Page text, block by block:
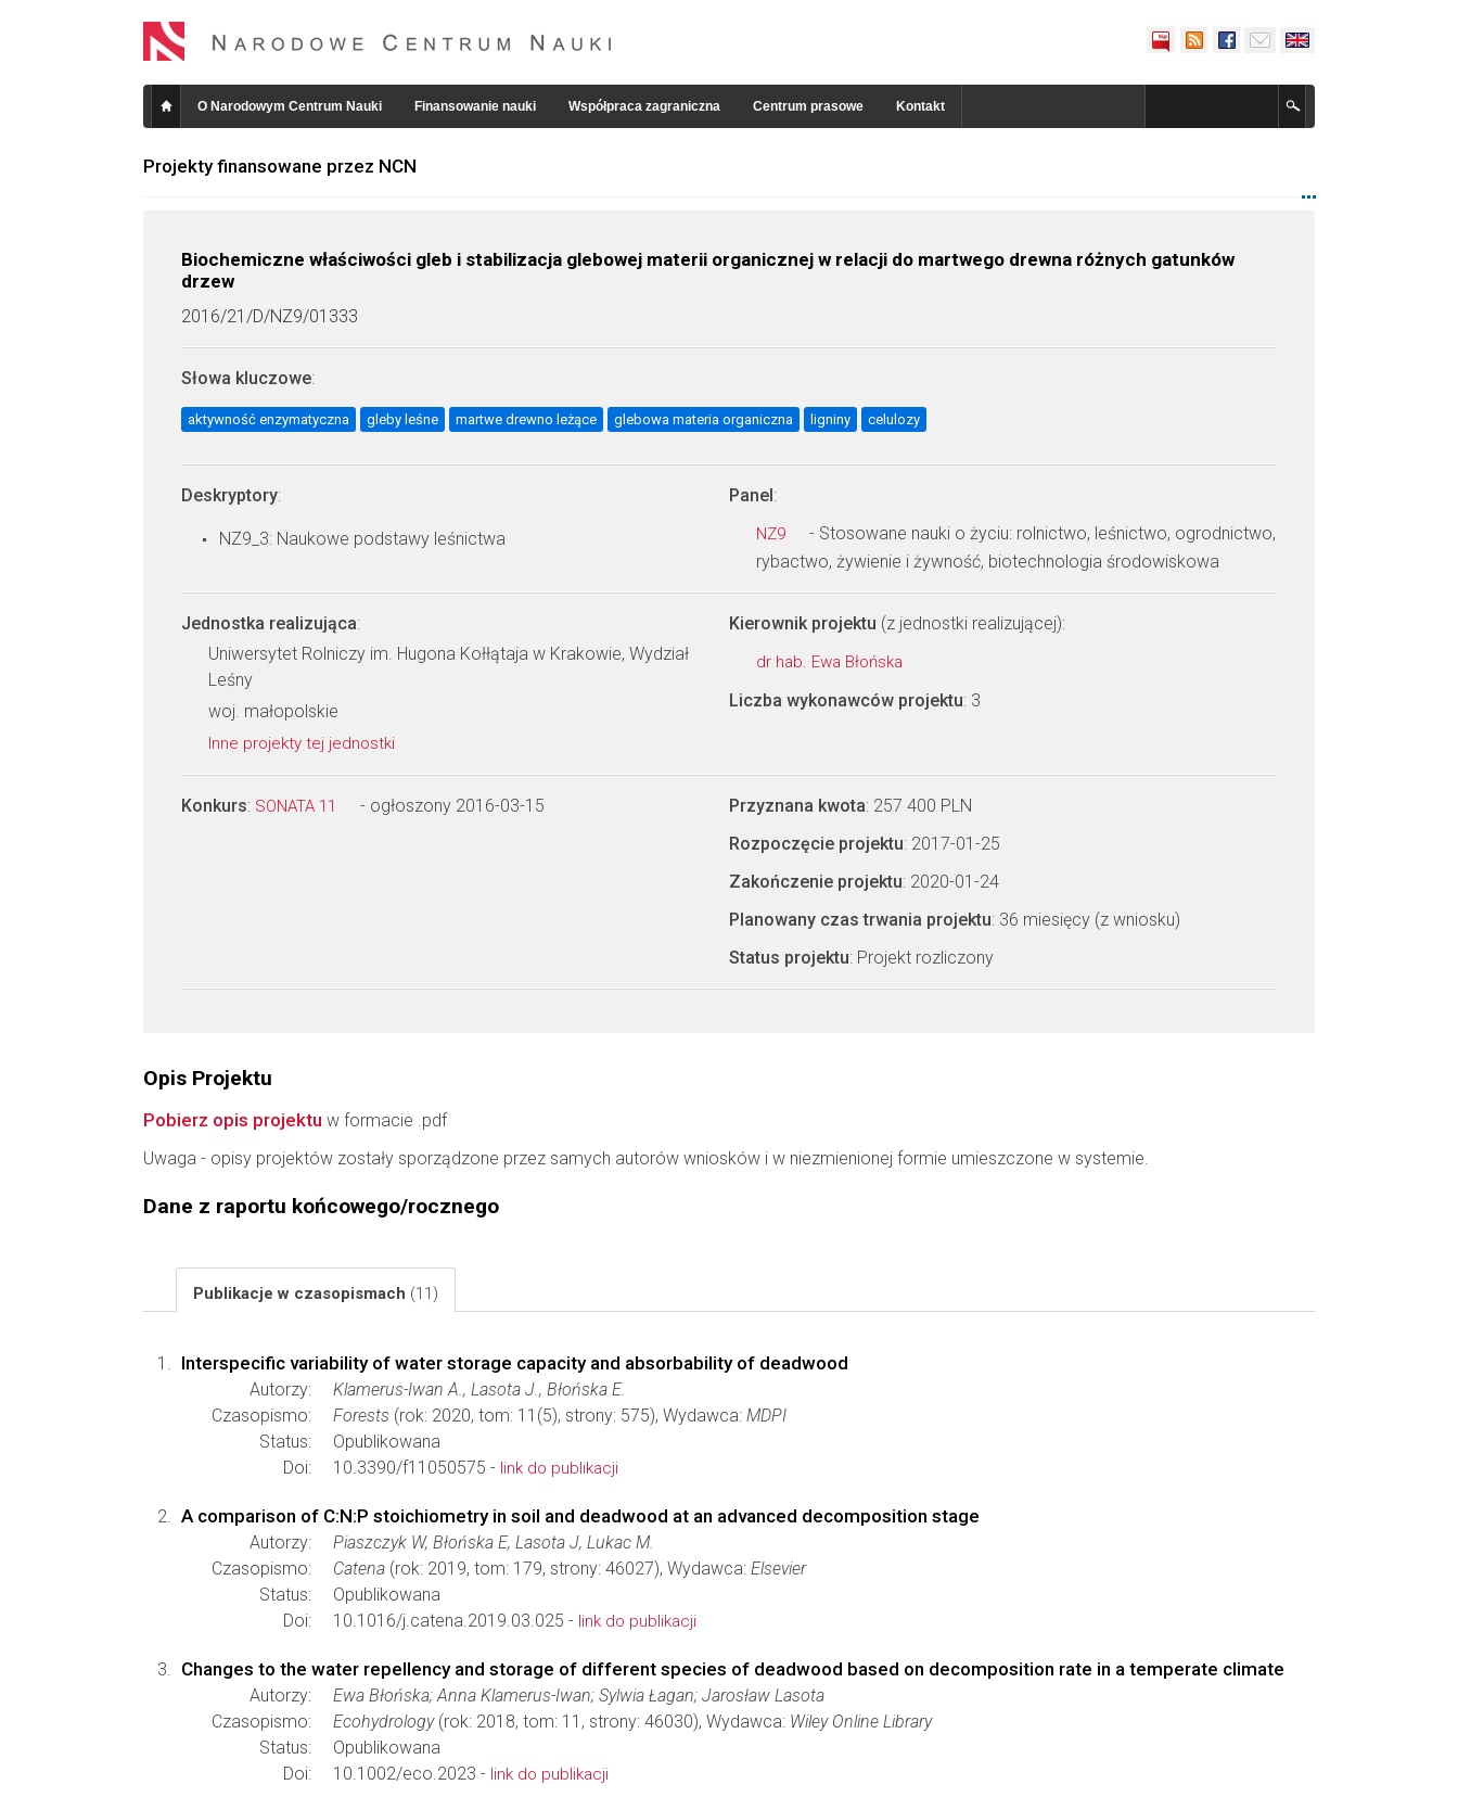
O Narodowym Centrum Nauki Finansowanie nauki Współpraca zagraniczna Centrum prasowe Kontakt
Projekty finansowane przez NCN
Biochemiczne właściwości gleb i stabilizacja glebowej materii organicznej w relacji do martwego drewna różnych gatunków
drzew
2016/21/D/NZ9/01333
Słowa kluczowe:
aktywność enzymatyczna gleby leśne martwe drewno leżące glebowa materia organiczna ligniny celulozy
Deskryptory:
NZ9_3: Naukowe podstawy leśnictwa
Panel:
NZ9
- Stosowane nauki o życiu: rolnictwo, leśnictwo, ogrodnictwo,
rybactwo, żywienie i żywność, biotechnologia środowiskowa
Jednostka realizująca:
Uniwersytet Rolniczy im. Hugona Kołłątaja w Krakowie, Wydział
Leśny
woj. małopolskie
Inne projekty tej jednostki
Kierownik projektu (z jednostki realizującej):
dr hab. Ewa Błońska
Liczba wykonawców projektu: 3
Konkurs: SONATA 11 - ogłoszony 2016-03-15 Przyznana kwota: 257 400 PLN
Rozpoczęcie projektu: 2017-01-25
Zakończenie projektu: 2020-01-24
Planowany czas trwania projektu: 36 miesięcy (z wniosku)
Status projektu: Projekt rozliczony
Opis Projektu
Pobierz opis projektu w formacie .pdf
Uwaga - opisy projektów zostały sporządzone przez samych autorów wniosków i w niezmienionej formie umieszczone w systemie.
Dane z raportu końcowego/rocznego
Publikacje w czasopismach (11)
Interspecific variability of water storage capacity and absorbability of deadwood
Autorzy:
Klamerus-Iwan A., Lasota J., Błońska E.
Czasopismo:
Forests (rok: 2020, tom: 11(5), strony: 575), Wydawca: MDPI
Status:
Opublikowana
Doi:
10.3390/f11050575 - link do publikacji
A comparison of C:N:P stoichiometry in soil and deadwood at an advanced decomposition stage
Autorzy:
Piaszczyk W, Błońska E, Lasota J, Lukac M.
Czasopismo:
Catena (rok: 2019, tom: 179, strony: 46027), Wydawca: Elsevier
Status:
Opublikowana
Doi:
10.1016/j.catena.2019.03.025 - link do publikacji
Changes to the water repellency and storage of different species of deadwood based on decomposition rate in a temperate climate
Autorzy:
Ewa Błońska; Anna Klamerus-Iwan; Sylwia Łagan; Jarosław Lasota
Czasopismo:
Ecohydrology(rok: 2018, tom: 11, strony: 46030), Wydawca: Wiley Online Library
Status:
Opublikowana
Doi:
10.1002/eco.2023 - link do publikacji